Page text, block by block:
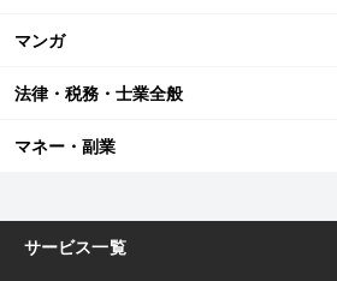
マンガ
法律・税務・士業全般
マネー・副業